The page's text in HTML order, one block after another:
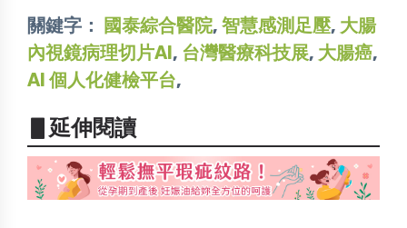
關鍵字：
國泰綜合醫院, 智慧感測足壓, 大腸
內視鏡病理切片AI, 台灣醫療科技展, 大腸癌,
AI 個人化健檢平台,
▋延伸閱讀